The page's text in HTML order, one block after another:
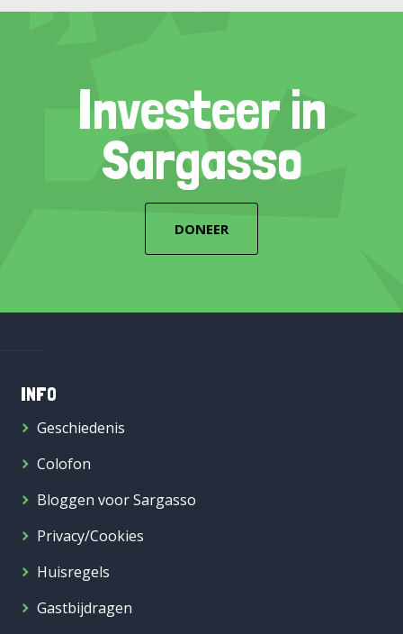
Investeer in
Sargasso
DONEER
INFO
Geschiedenis
Colofon
Bloggen voor Sargasso
Privacy/Cookies
Huisregels
Gastbijdragen